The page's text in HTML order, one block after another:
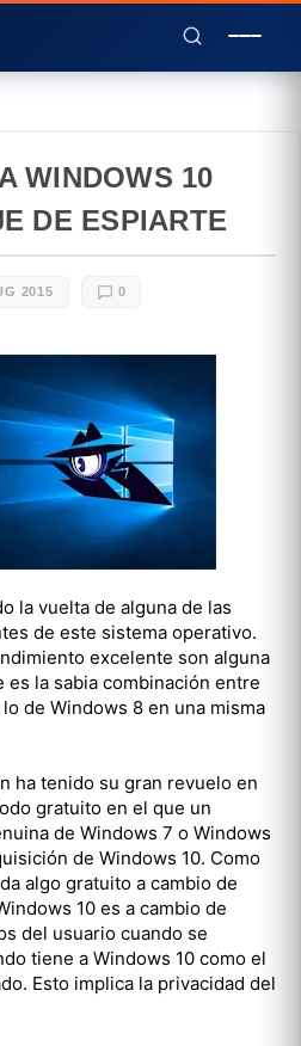
WINDOWS 10
DE ESPIARTE
2015 0
la vuelta de alguna de las
de este sistema operativo.
excelente son alguna
es la sabia combinación entre
de Windows 8 en una misma
ha tenido su gran revuelo en
gratuito en el que un
de Windows 7 o Windows
de Windows 10. Como
algo gratuito a cambio de
10 es a cambio de
del usuario cuando se
tiene a Windows 10 como el
Esto implica la privacidad del